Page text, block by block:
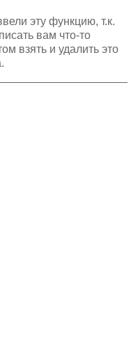
эту функцию, т.к.
вам что-то
взять и удалить это